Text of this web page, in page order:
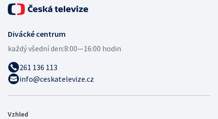
Divácké centrum
každý všední den:8:00—16:00 hodin
261 136 113
info@ceskatelevize.cz
Vzhled